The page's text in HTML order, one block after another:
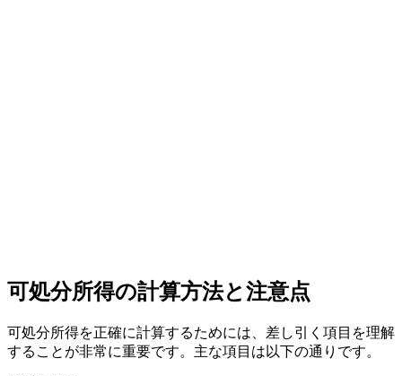
可処分所得の計算方法と注意点
可処分所得を正確に計算するためには、差し引く項目を理解
することが非常に重要です。主な項目は以下の通りです。